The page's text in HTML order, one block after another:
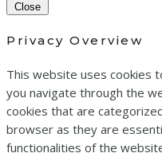
Close
Privacy Overview
This website uses cookies
you navigate through the
cookies that are
browser as they are
functionalities of the